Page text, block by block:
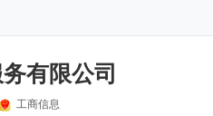
有限公司
工商信息